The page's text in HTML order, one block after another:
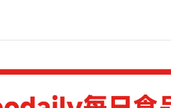
副总裁吕盈良、联合利华饮食策划首席
要嘉宾共同出席，围绕家庭减盐烹饪从